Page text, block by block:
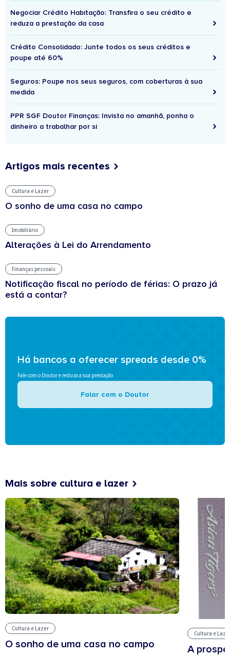
Negociar Crédito Habitação: Transfira o seu crédito e
reduza a prestação da casa
Crédito Consolidado: Junte todos os seus créditos e
poupe até 60%
Seguros: Poupe nos seus seguros, com coberturas à sua
medida
PPR SGF Doutor Finanças: Invista no amanhã, ponha o
dinheiro a trabalhar por si
Artigos mais recentes
Cultura e Lazer
O sonho de uma casa no campo
Imobiliário
Alterações à Lei do Arrendamento
Finanças pessoais
Notificação fiscal no período de férias: O prazo já
está a contar?
Há bancos a oferecer spreads desde 0%
Fale com o Doutor e reduza a sua prestação
Falar com o Doutor
Mais sobre cultura e lazer
Cultura e Lazer
O sonho de uma casa no campo
Cultura e
A